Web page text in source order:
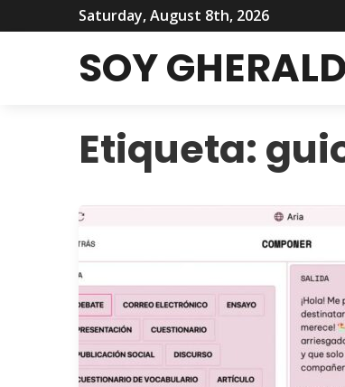
Saturday, August 8th, 2026
SOY GHERALD
Etiqueta: